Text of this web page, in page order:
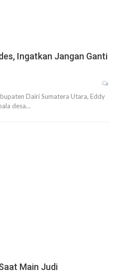
Ingatkan Jangan Ganti
Dairi Sumatera Utara, Eddy
desa…
Main Judi